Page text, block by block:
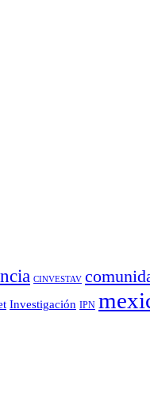
CINVESTAV
Investigación IPN